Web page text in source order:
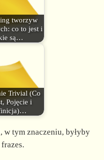
tworzyw
co to jest i
są…
Trivial (Co
Pojęcie i
tym znaczeniu, byłyby
frazes.